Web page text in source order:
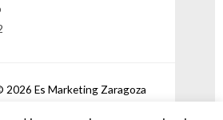
Es Marketing Zaragoza